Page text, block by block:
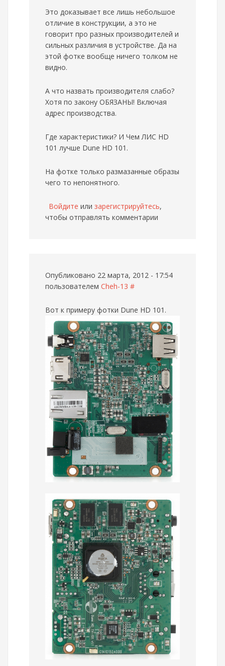
Это доказывает все лишь небольшое
отличие в конструкции, а это не
говорит про разных производителей и
сильных различия в устройстве. Да на
этой фотке вообще ничего толком не
видно.
А что назвать производителя слабо?
Хотя по закону ОБЯЗАНЫ! Включая
адрес производства.
Где характеристики? И Чем ЛИС HD
101 лучше Dune HD 101.
На фотке только размазанные образы
чего то непонятного.
Войдите или зарегистрируйтесь,
чтобы отправлять комментарии
Опубликовано 22 марта, 2012 - 17:54
пользователем Cheh-13 #
Вот к примеру фотки Dune HD 101.